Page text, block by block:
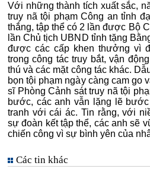
Với những thành tích xuất sắc,
truy nã tội phạm Công an tỉnh
thắng, tập thể có 2 lần được Bộ
lần Chủ tịch UBND tỉnh tặng
được các cấp khen thưởng vì
trong công tác truy bắt, vận
thú và các mặt công tác khác.
bọn tội phạm ngày càng cam go
sĩ Phòng Cảnh sát truy nã tội
bước, các anh vẫn lặng lẽ
tranh với cái ác. Tin rằng, với
sự đoàn kết tập thể, các anh sẽ
chiến công vì sự bình yên của
Các tin khác